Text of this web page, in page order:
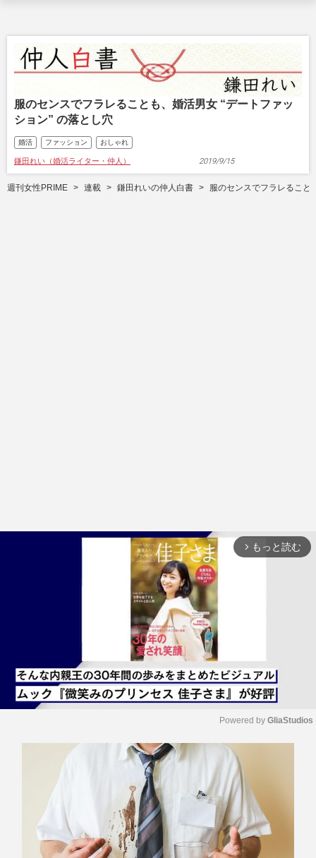
服のセンスでフラレることも、婚活男女 “デートファッ
ション” の落とし穴
婚活 ファッション おしゃれ
鎌田れい（婚活ライター・仲人） 2019/9/15
週刊女性PRIME 連載 鎌田れいの仲人白書 服のセンスでフラレること
arrow_forward_ios もっと読む
Powered by GliaStudios